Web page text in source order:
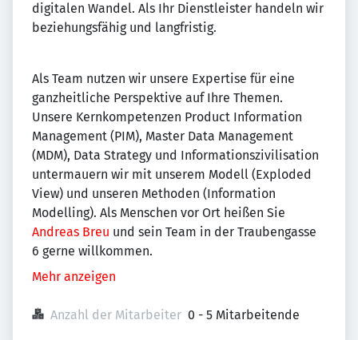
digitalen Wandel. Als Ihr Dienstleister handeln wir
beziehungsfähig und langfristig.
Als Team nutzen wir unsere Expertise für eine
ganzheitliche Perspektive auf Ihre Themen.
Unsere Kernkompetenzen Product Information
Management (PIM), Master Data Management
(MDM), Data Strategy und Informationszivilisation
untermauern wir mit unserem Modell (Exploded
View) und unseren Methoden (Information
Modelling). Als Menschen vor Ort heißen Sie
Andreas Breu und sein Team in der Traubengasse
6 gerne willkommen.
Mehr anzeigen
Anzahl der Mitarbeiter 0 - 5 Mitarbeitende